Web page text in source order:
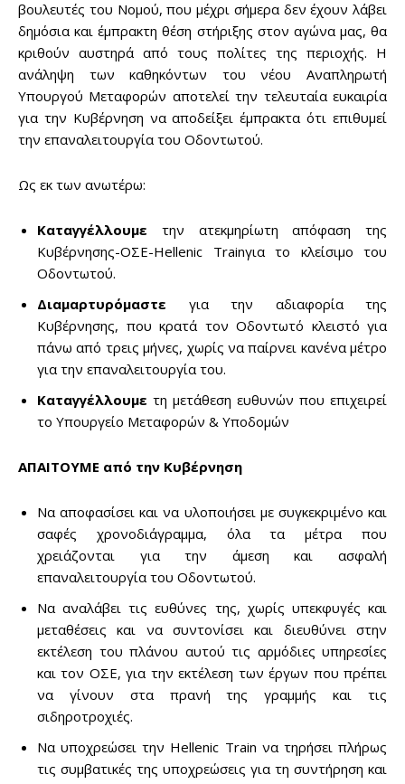
βουλευτές του Νομού, που μέχρι σήμερα δεν έχουν λάβει
δημόσια και έμπρακτη θέση στήριξης στον αγώνα μας, θα
κριθούν αυστηρά από τους πολίτες της περιοχής. Η
ανάληψη των καθηκόντων του νέου Αναπληρωτή
Υπουργού Μεταφορών αποτελεί την τελευταία ευκαιρία
για την Κυβέρνηση να αποδείξει έμπρακτα ότι επιθυμεί
την επαναλειτουργία του Οδοντωτού.
Ως εκ των ανωτέρω:
Καταγγέλλουμε την ατεκμηρίωτη απόφαση της
Κυβέρνησης-ΟΣΕ-Hellenic Trainγια το κλείσιμο του
Οδοντωτού.
Διαμαρτυρόμαστε για την αδιαφορία της
Κυβέρνησης, που κρατά τον Οδοντωτό κλειστό για
πάνω από τρεις μήνες, χωρίς να παίρνει κανένα μέτρο
για την επαναλειτουργία του.
Καταγγέλλουμε τη μετάθεση ευθυνών που επιχειρεί
το Υπουργείο Μεταφορών & Υποδομών
ΑΠΑΙΤΟΥΜΕ από την Κυβέρνηση
Να αποφασίσει και να υλοποιήσει με συγκεκριμένο και
σαφές χρονοδιάγραμμα, όλα τα μέτρα που
χρειάζονται για την άμεση και ασφαλή
επαναλειτουργία του Οδοντωτού.
Να αναλάβει τις ευθύνες της, χωρίς υπεκφυγές και
μεταθέσεις και να συντονίσει και διευθύνει στην
εκτέλεση του πλάνου αυτού τις αρμόδιες υπηρεσίες
και τον ΟΣΕ, για την εκτέλεση των έργων που πρέπει
να γίνουν στα πρανή της γραμμής και τις
σιδηροτροχιές.
Να υποχρεώσει την Hellenic Train να τηρήσει πλήρως
τις συμβατικές της υποχρεώσεις για τη συντήρηση και